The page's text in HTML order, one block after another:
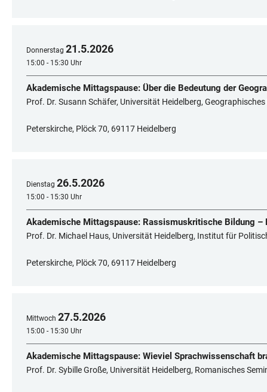
Donnerstag 21.5.2026
15:00 - 15:30 Uhr
Akademische Mittagspause: Über die Bedeutung der
Prof. Dr. Susann Schäfer, Universität Heidelberg,
Peterskirche, Plöck 70, 69117 Heidelberg
Dienstag 26.5.2026
15:00 - 15:30 Uhr
Akademische Mittagspause: Rassismuskritische Bildung –
Prof. Dr. Michael Haus, Universität Heidelberg, Institut für
Peterskirche, Plöck 70, 69117 Heidelberg
Mittwoch 27.5.2026
15:00 - 15:30 Uhr
Akademische Mittagspause: Wieviel Sprachwissenschaft
Prof. Dr. Sybille Große, Universität Heidelberg, Romanisches